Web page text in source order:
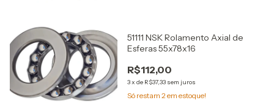
51111 NSK Rolamento Axial de
Esferas 55x78x16
R$112,00
3x de R$37,33 sem juros
Só restam 2em estoque!